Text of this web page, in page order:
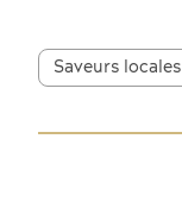
Saveurs locales